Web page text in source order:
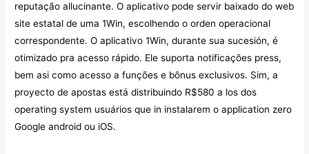
reputação allucinante. O aplicativo pode servir baixado do web
site estatal de uma 1Win, escolhendo o orden operacional
correspondente. O aplicativo 1Win, durante sua sucesión, é
otimizado pra acesso rápido. Ele suporta notificações press,
bem asi como acesso a funções e bônus exclusivos. Sim, a
proyecto de apostas está distribuindo R$580 a los dos
operating system usuários que in instalarem o application zero
Google android ou iOS.